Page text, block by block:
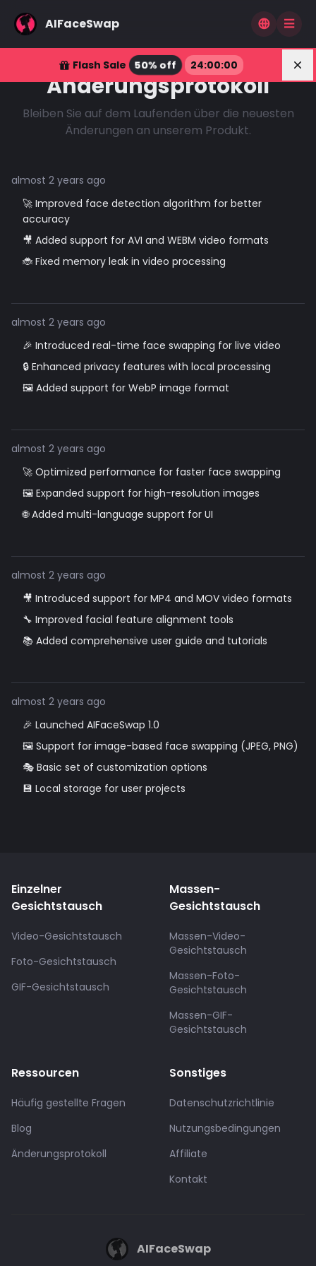
AIFaceSwap
Flash Sale 50% off 24:00:00
Änderungsprotokoll
Bleiben Sie auf dem Laufenden über die neuesten
Änderungen an unserem Produkt.
almost 2 years ago
🚀 Improved face detection algorithm for better
accuracy
🎥 Added support for AVI and WEBM video formats
🐞 Fixed memory leak in video processing
almost 2 years ago
🎉 Introduced real-time face swapping for live video
🔒 Enhanced privacy features with local processing
🖼️ Added support for WebP image format
almost 2 years ago
🚀 Optimized performance for faster face swapping
🖼️ Expanded support for high-resolution images
🌐 Added multi-language support for UI
almost 2 years ago
🎥 Introduced support for MP4 and MOV video formats
🔧 Improved facial feature alignment tools
📚 Added comprehensive user guide and tutorials
almost 2 years ago
🎉 Launched AIFaceSwap 1.0
🖼️ Support for image-based face swapping (JPEG, PNG)
🎭 Basic set of customization options
💾 Local storage for user projects
Einzelner
Gesichtstausch
Video-Gesichtstausch
Foto-Gesichtstausch
GIF-Gesichtstausch
Massen-
Gesichtstausch
Massen-Video-
Gesichtstausch
Massen-Foto-
Gesichtstausch
Massen-GIF-
Gesichtstausch
Ressourcen
Häufig gestellte Fragen
Blog
Änderungsprotokoll
Sonstiges
Datenschutzrichtlinie
Nutzungsbedingungen
Affiliate
Kontakt
AIFaceSwap